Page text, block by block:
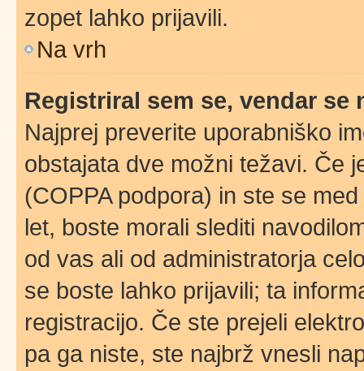
zopet lahko prijavili.
Na vrh
Registriral sem se, vendar se
Najprej preverite uporabniško
obstajata dve možni težavi. Če
(COPPA podpora) in ste se
let, boste morali slediti
od vas ali od administratorja
se boste lahko prijavili; ta
registracijo. Če ste prejeli
pa ga niste, ste najbrž vnesli